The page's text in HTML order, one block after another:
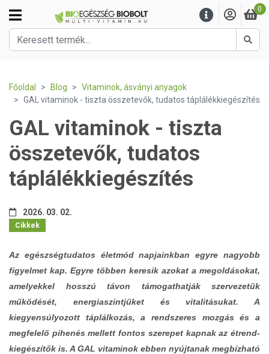
0
Főoldal Blog
Vitaminok, ásványi anyagok
GAL vitaminok - tiszta összetevők, tudatos táplálékkiegészítés
GAL vitaminok - tiszta
összetevők, tudatos
táplálékkiegészítés
2026. 03. 02.
Cikkek
Az egészségtudatos életmód napjainkban egyre nagyobb
figyelmet kap. Egyre többen keresik azokat a megoldásokat,
amelyekkel hosszú távon támogathatják szervezetük
működését, energiaszintjüket és vitalitásukat. A
kiegyensúlyozott táplálkozás, a rendszeres mozgás és a
megfelelő pihenés mellett fontos szerepet kapnak az étrend-
kiegészítők is. A GAL vitaminok ebben nyújtanak megbízható